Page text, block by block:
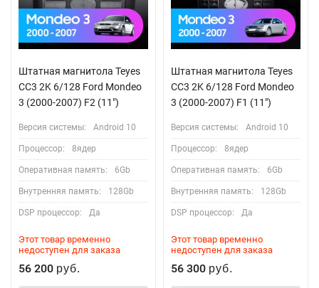
Штатная магнитола Teyes
CC3 2K 6/128 Ford Mondeo
3 (2000-2007) F2 (11")
Версия системы: Android 10
Процессор: 8ядер
Оперативная память: 6Gb
Внутренняя память: 128Gb
DSP процессор: Да
Этот товар временно
недоступен для заказа
56 200 руб.
Штатная магнитола Teyes
CC3 2K 6/128 Ford Mondeo
3 (2000-2007) F1 (11")
Версия системы: Android 10
Процессор: 8ядер
Оперативная память: 6Gb
Внутренняя память: 128Gb
DSP процессор: Да
Этот товар временно
недоступен для заказа
56 300 руб.